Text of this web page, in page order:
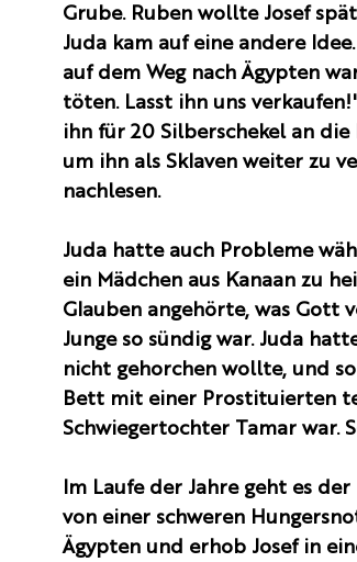
Grube. Ruben wollte Josef
Juda kam auf eine andere
auf dem Weg nach Ägypten
töten. Lasst ihn uns
ihn für 20 Silberschekel an
um ihn als Sklaven weiter zu
nachlesen.
Juda hatte auch Probleme
ein Mädchen aus Kanaan zu
Glauben angehörte, was Gott
Junge so sündig war. Juda
nicht gehorchen wollte, und
Bett mit einer Prostituierten
Schwiegertochter Tamar war.
Im Laufe der Jahre geht es
von einer schweren
Ägypten und erhob Josef in